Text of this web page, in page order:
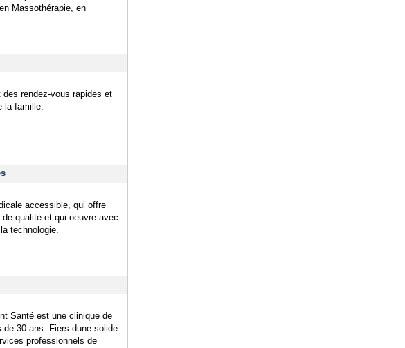
Massothérapie, en
rendez-vous rapides et
la famille.
accessible, qui offre
qualité et qui oeuvre avec
technologie.
Santé est une clinique de
30 ans. Fiers dune solide
professionnels de